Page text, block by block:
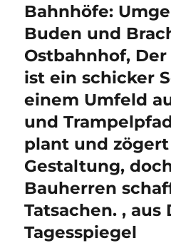
Nächster
Beitrag:
Bahnhöfe:
Buden und
Ostbahnhof,
ist ein schicker
einem Umfeld
und
plant und
Gestaltung,
Bauherren
Tatsachen. , aus
Tagesspiegel